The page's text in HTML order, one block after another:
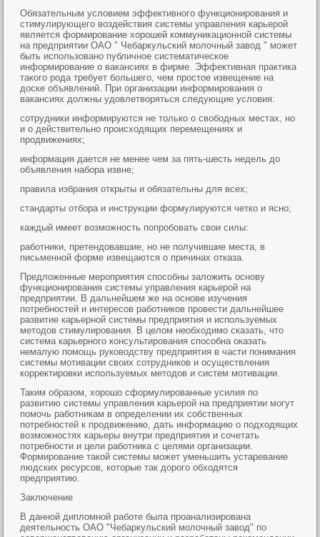
Обязательным условием эффективного функционирования и
стимулирующего воздействия системы управления карьерой
является формирование хорошей коммуникационной системы
на предприятии ОАО " Чебаркульский молочный завод " может
быть использовано публичное систематическое
информирование о вакансиях в фирме. Эффективная практика
такого рода требует большего, чем простое извещение на
доске объявлений. При организации информирования о
вакансиях должны удовлетворяться следующие условия:
сотрудники информируются не только о свободных местах, но
и о действительно происходящих перемещениях и
продвижениях;
информация дается не менее чем за пять-шесть недель до
объявления набора извне;
правила избрания открыты и обязательны для всех;
стандарты отбора и инструкции формулируются четко и ясно;
каждый имеет возможность попробовать свои силы:
работники, претендовавшие, но не получившие места, в
письменной форме извещаются о причинах отказа.
Предложенные мероприятия способны заложить основу
функционирования системы управления карьерой на
предприятии. В дальнейшем же на основе изучения
потребностей и интересов работников провести дальнейшее
развитие карьерной системы предприятия и используемых
методов стимулирования. В целом необходимо сказать, что
система карьерного консультирования способна оказать
немалую помощь руководству предприятия в части понимания
системы мотивации своих сотрудников и осуществления
корректировки используемых методов и систем мотивации.
Таким образом, хорошо сформулированные усилия по
развитию системы управления карьерой на предприятии могут
помочь работникам в определении их собственных
потребностей к продвижению, дать информацию о подходящих
возможностях карьеры внутри предприятия и сочетать
потребности и цели работника с целями организации.
Формирование такой системы может уменьшить устаревание
людских ресурсов, которые так дорого обходятся
предприятию.
Заключение
В данной дипломной работе была проанализирована
деятельность ОАО "Чебаркульский молочный завод" по